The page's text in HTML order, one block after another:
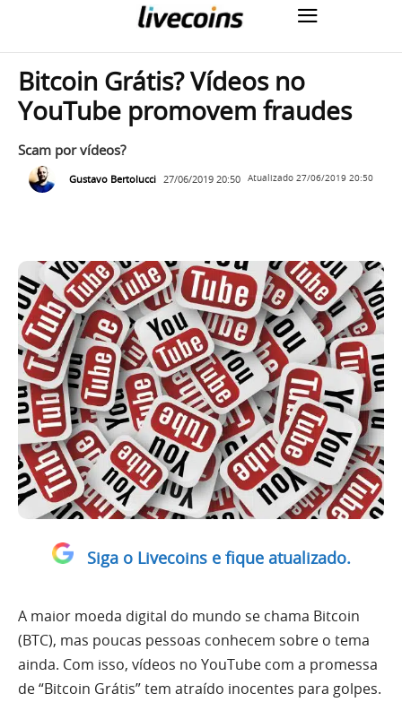
Bitcoin Grátis? Vídeos no
YouTube promovem fraudes
Scam por vídeos?
Gustavo Bertolucci 27/06/2019 20:50 Atualizado 27/06/2019 20:50
Siga o Livecoins e fique atualizado.
A maior moeda digital do mundo se chama Bitcoin
(BTC), mas poucas pessoas conhecem sobre o tema
ainda. Com isso, vídeos no YouTube com a promessa
de “Bitcoin Grátis” tem atraído inocentes para golpes.